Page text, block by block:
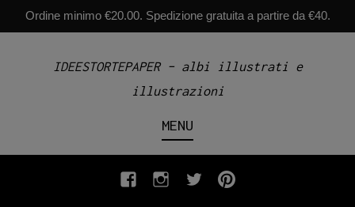
Ordine minimo €20.00. Spedizione gratuita a partire da €40.
IDEESTORTEPAPER – albi illustrati e
illustrazioni
MENU
fb INSTAGRAM
twiterpinterest